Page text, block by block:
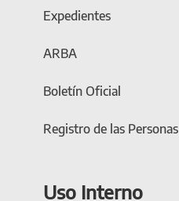
Expedientes
ARBA
Boletín Oficial
Registro de las Personas
Uso Interno